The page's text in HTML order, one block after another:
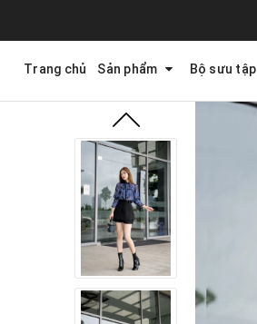
Trang chủ Sản phẩm Bộ sưu tập